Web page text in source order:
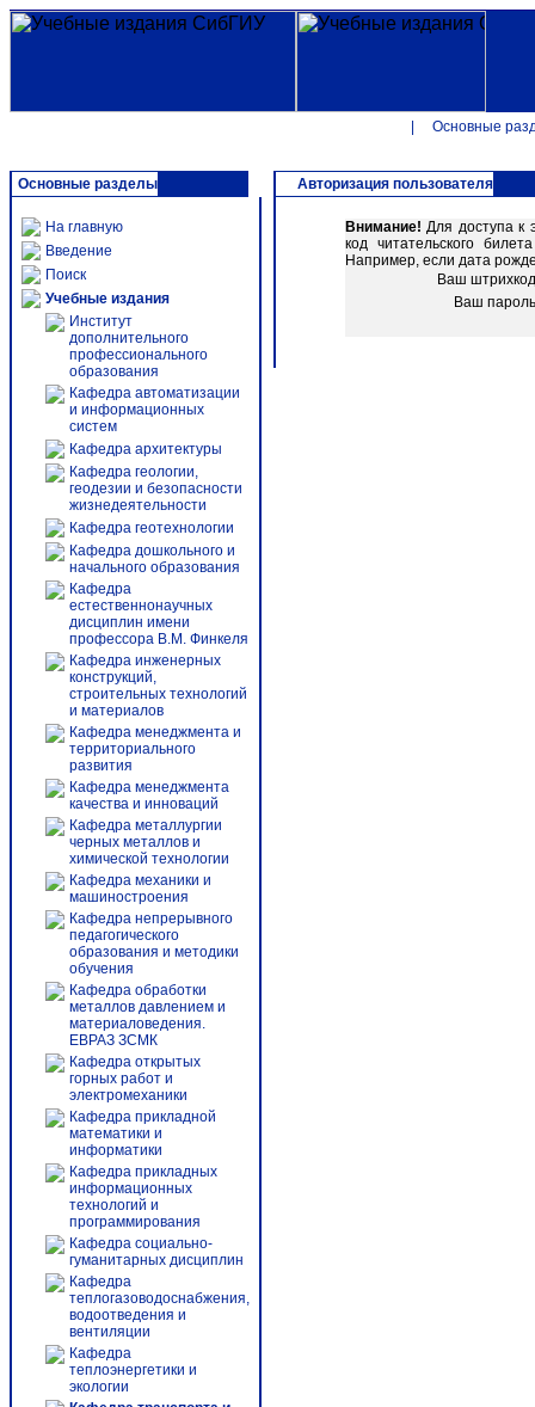
Основные
Основные разделы
На главную
Введение
Поиск
Учебные издания
Институт
дополнительного
профессионального
образования
Кафедра автоматизации
и информационных
систем
Кафедра архитектуры
Кафедра геологии,
геодезии и безопасности
жизнедеятельности
Кафедра геотехнологии
Кафедра дошкольного и
начального образования
Кафедра
естественнонаучных
дисциплин имени
профессора В.М. Финкеля
Кафедра инженерных
конструкций,
строительных технологий
и материалов
Кафедра менеджмента и
территориального
развития
Кафедра менеджмента
качества и инноваций
Кафедра металлургии
черных металлов и
химической технологии
Кафедра механики и
машиностроения
Кафедра непрерывного
педагогического
образования и методики
обучения
Кафедра обработки
металлов давлением и
материаловедения.
ЕВРАЗ ЗСМК
Кафедра открытых
горных работ и
электромеханики
Кафедра прикладной
математики и
информатики
Кафедра прикладных
информационных
технологий и
программирования
Кафедра социально-
гуманитарных дисциплин
Кафедра
теплогазоводоснабжения,
водоотведения и
вентиляции
Кафедра
теплоэнергетики и
экологии
Авторизация пользователя
Внимание! Для доступа к
код читательского
Например, если дата
Ваш
Ваш